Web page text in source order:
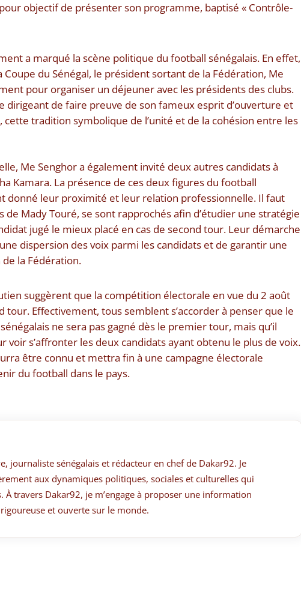
objectif de présenter son programme, baptisé « Contrôle-
a marqué la scène politique du football sénégalais. En effet,
Coupe du Sénégal, le président sortant de la Fédération, Me
pour organiser un déjeuner avec les présidents des clubs.
dirigeant de faire preuve de son fameux esprit d’ouverture et
cette tradition symbolique de l’unité et de la cohésion entre les
Me Senghor a également invité deux autres candidats à
Kamara. La présence de ces deux figures du football
donné leur proximité et leur relation professionnelle. Il faut
de Mady Touré, se sont rapprochés afin d’étudier une stratégie
jugé le mieux placé en cas de second tour. Leur démarche
dispersion des voix parmi les candidats et de garantir une
la Fédération.
suggèrent que la compétition électorale en vue du 2 août
Effectivement, tous semblent s’accorder à penser que le
ne sera pas gagné dès le premier tour, mais qu’il
voir s’affronter les deux candidats ayant obtenu le plus de voix.
être connu et mettra fin à une campagne électorale
du football dans le pays.
journaliste sénégalais et rédacteur en chef de Dakar92. Je
aux dynamiques politiques, sociales et culturelles qui
À travers Dakar92, je m’engage à proposer une information
et ouverte sur le monde.